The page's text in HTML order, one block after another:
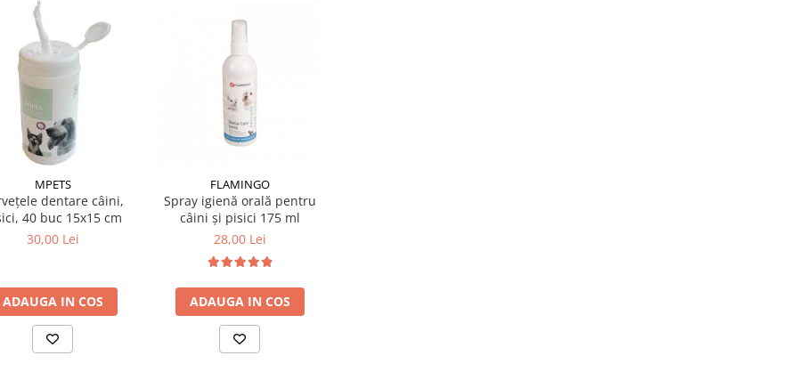
MPETS
dentare câini,
40 buc 15x15 cm
30,00 Lei
ADAUGA IN COS
FLAMINGO
Spray igienă orală pentru
câini și pisici 175 ml
28,00 Lei
ADAUGA IN COS